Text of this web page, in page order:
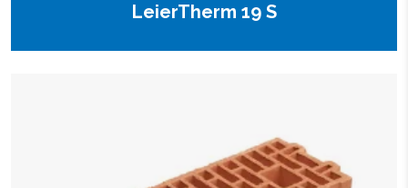
LeierTherm 19 S